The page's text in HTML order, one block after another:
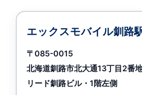
エックスモバイル釧路
〒085-0015
北海道釧路市北大通13丁目2番
リード釧路ビル・1階左側